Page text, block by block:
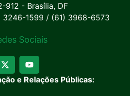
912 - Brasília, DF
1599 / (61) 3968-6573
Sociais
e Relações Públicas: